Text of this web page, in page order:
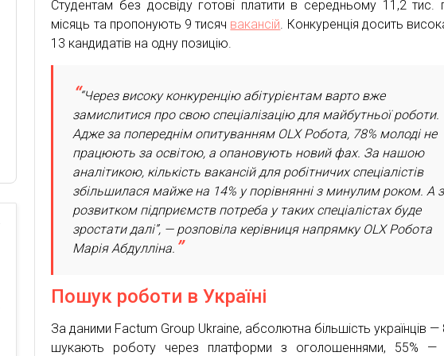
Студентам без досвіду готові платити в середньому 11,2 тис.
місяць та пропонують 9 тисяч вакансій. Конкуренція досить
13 кандидатів на одну позицію.
“Через високу конкуренцію абітурієнтам варто вже
замислитися про свою спеціалізацію для майбутньої роботи.
Адже за попереднім опитуванням OLX Робота, 78% молоді не
працюють за освітою, а опановують новий фах. За нашою
аналітикою, кількість вакансій для робітничих спеціалістів
збільшилася майже на 14% у порівнянні з минулим роком. А з
розвитком підприємств потреба у таких спеціалістах буде
зростати далі”, — розповіла керівниця напрямку OLX Робота
Марія Абдулліна.
Пошук роботи в Україні
За даними Factum Group Ukraine, абсолютна більшість українців
шукають роботу через платформи з оголошеннями, 55% —